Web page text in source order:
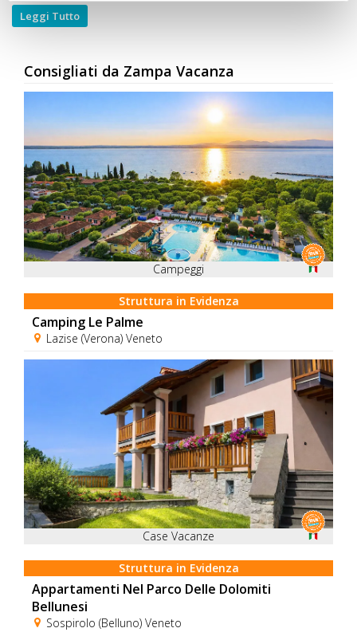
Leggi Tutto
Consigliati da Zampa Vacanza
Campeggi
Struttura in Evidenza
Camping Le Palme
Lazise (Verona) Veneto
Case Vacanze
Struttura in Evidenza
Appartamenti Nel Parco Delle Dolomiti
Bellunesi
Sospirolo (Belluno) Veneto